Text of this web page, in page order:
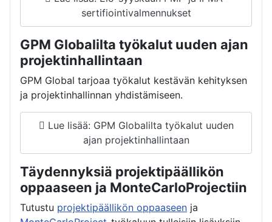
sertifiointivalmennukset
GPM Globalilta työkalut uuden ajan
projektinhallintaan
GPM Global tarjoaa työkalut kestävän kehityksen
ja projektinhallinnan yhdistämiseen.
Lue lisää: GPM Globalilta työkalut uuden
ajan projektinhallintaan
Täydennyksiä projektipäällikön
oppaaseen ja MonteCarloProjectiin
Tutustu projektipäällikön oppaaseen ja